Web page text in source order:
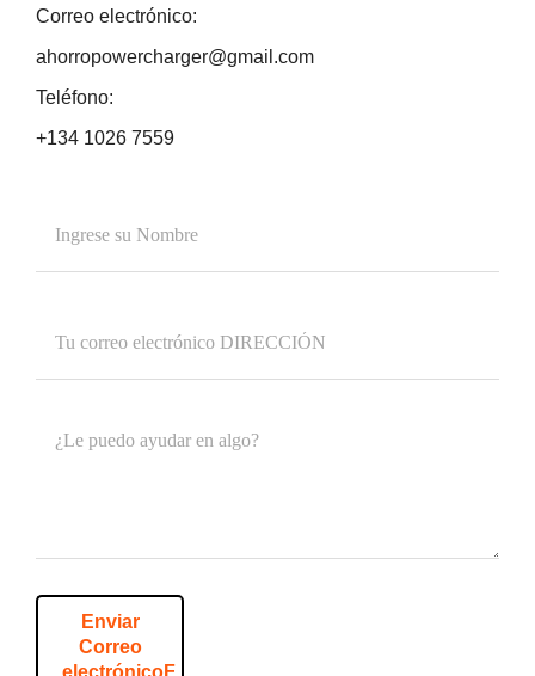
Correo electrónico:
ahorropowercharger@gmail.com
Teléfono:
+134 1026 7559
Enviar
Correo
electrónicoF